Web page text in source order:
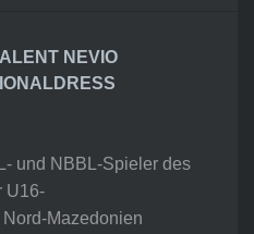
NEVIO
und NBBL-Spieler des
U16-
Mazedonien